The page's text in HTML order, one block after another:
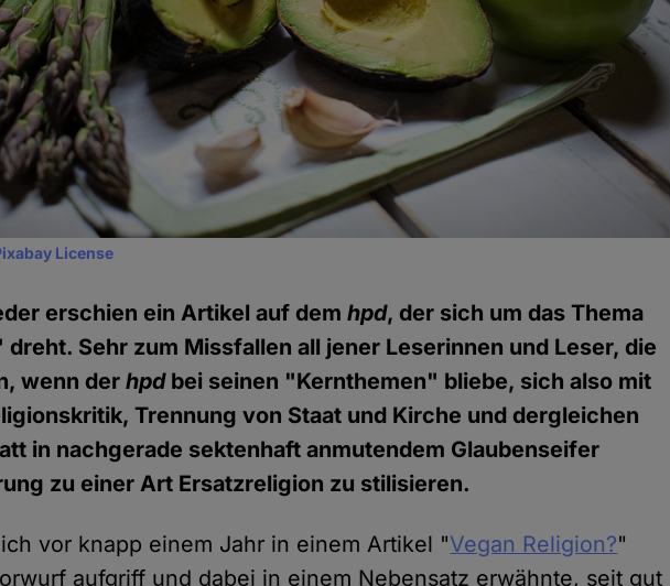
License
erschien ein Artikel auf demhpd, der sich um das Thema
Sehr zum Missfallen all jener Leserinnen und Leser, die
wenn derhpdbei seinen "Kernthemen" bliebe, sich also mit
Trennung von Staat und Kirche und dergleichen
in nachgerade sektenhaft anmutendem Glaubenseifer
zu einer Art Ersatzreligion zu stilisieren.
vor knapp einem Jahr in einem Artikel "Vegan Religion?"
aufgriff und dabei in einem Nebensatz erwähnte, seit gut